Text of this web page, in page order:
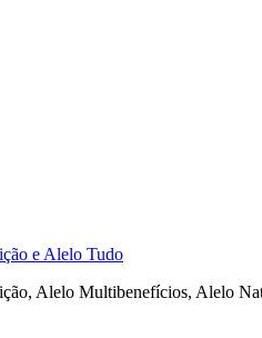
e Alelo Tudo
Alelo Multibenefícios, Alelo